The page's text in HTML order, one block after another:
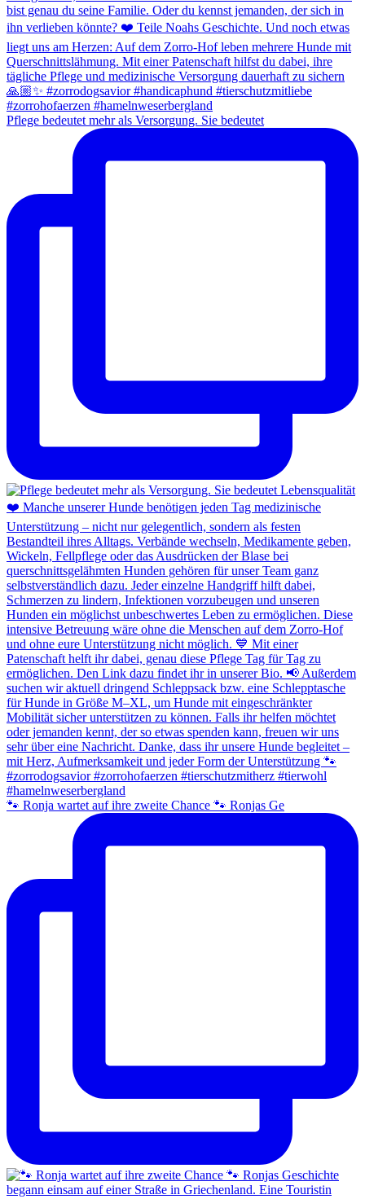
Pflege bedeutet mehr als Versorgung. Sie bedeutet
🐾 Ronja wartet auf ihre zweite Chance 🐾 Ronjas Ge